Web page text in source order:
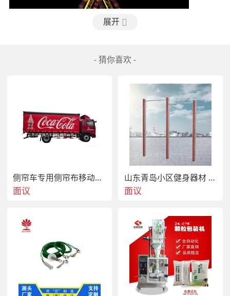
展开
- 猜你喜欢 -
侧帘车专用侧帘布移动顶布帐篷
面议
山东青岛小区健身器材 社区活动体育设施
面议